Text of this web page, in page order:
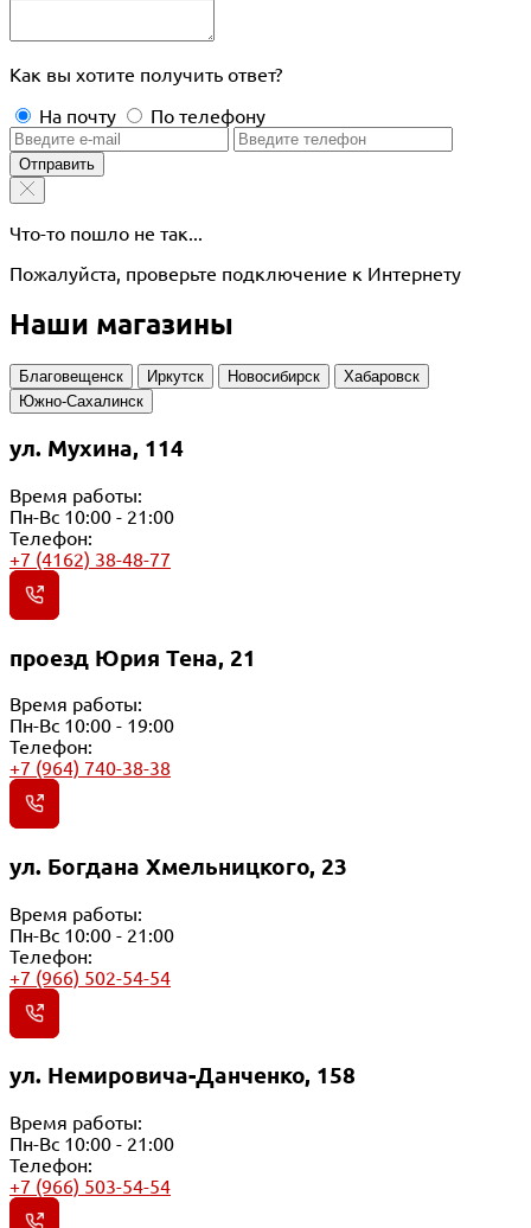
Как вы хотите получить ответ?
На почту
По телефону
Отправить
Что-то пошло не так...
Пожалуйста, проверьте подключение к Интернету
Наши магазины
Благовещенск Иркутск Новосибирск
Хабаровск
Южно-Сахалинск
ул. Мухина, 114
Время работы:
Пн-Вс 10:00 - 21:00
Телефон:
+7 (4162) 38-48-77
проезд Юрия Тена, 21
Время работы:
Пн-Вс 10:00 - 19:00
Телефон:
+7 (964) 740-38-38
ул. Богдана Хмельницкого, 23
Время работы:
Пн-Вс 10:00 - 21:00
Телефон:
+7 (966) 502-54-54
ул. Немировича-Данченко, 158
Время работы:
Пн-Вс 10:00 - 21:00
Телефон:
+7 (966) 503-54-54